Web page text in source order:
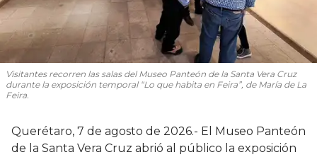
Visitantes recorren las salas del Museo Panteón de la Santa Vera Cruz
durante la exposición temporal “Lo que habita en Feira”, de María de La
Feira.
Querétaro, 7 de agosto de 2026.- El Museo Panteón
de la Santa Vera Cruz abrió al público la exposición